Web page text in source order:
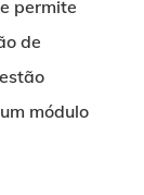
permite
de
módulo